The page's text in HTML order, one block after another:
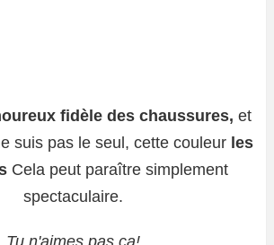
fidèle des chaussures, et
suis pas le seul, cette couleurles
Cela peut paraître simplement
spectaculaire.
Tu n'aimes pas ça!